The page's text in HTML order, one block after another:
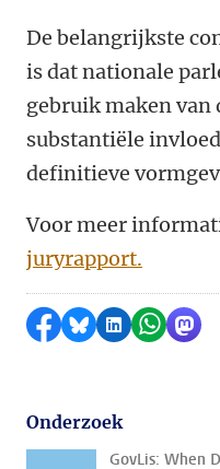
De belangrijkste
is dat nationale
gebruik maken
substantiële
definitieve
Voor meer
juryrapport.
Delen op Facebook
Delen via Bluesky
Delen op
Delen
Onderzoek
GovLis: When